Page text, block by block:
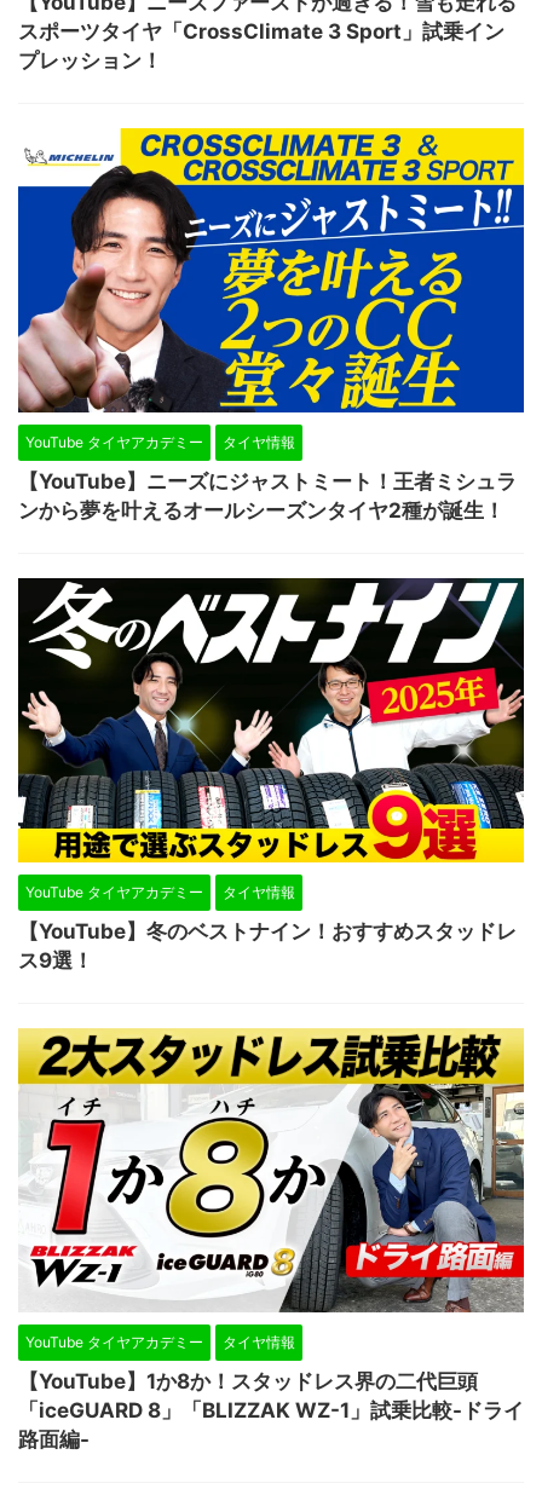
スポーツタイヤ「CrossClimate 3 Sport」試乗イン
プレッション！
YouTube タイヤアカデミー タイヤ情報
【YouTube】ニーズにジャストミート！王者ミシュラ
ンから夢を叶えるオールシーズンタイヤ2種が誕生！
YouTube タイヤアカデミー タイヤ情報
【YouTube】冬のベストナイン！おすすめスタッドレ
ス9選！
YouTube タイヤアカデミー タイヤ情報
【YouTube】1か8か！スタッドレス界の二代巨頭
「iceGUARD 8」「BLIZZAK WZ-1」試乗比較-ドライ
路面編-